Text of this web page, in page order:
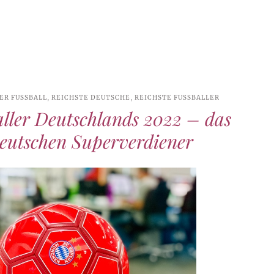
FUSSBALL ,REICHSTE DEUTSCHE,REICHSTE FUSSBALLER
Deutschlands 2022 – das
Superverdiener